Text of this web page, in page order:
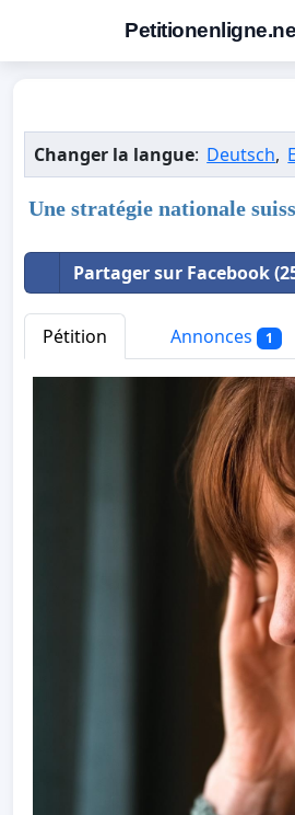
Changer la langue: Deutsch,
Une stratégie nationale
Partager sur Facebook
Pétition Annonces 1